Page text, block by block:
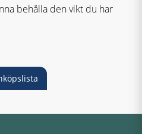
behålla den vikt du har